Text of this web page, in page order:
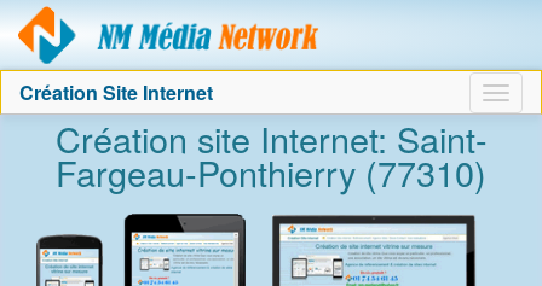
Création Site Internet
Création site Internet: Saint-
Fargeau-Ponthierry (77310)